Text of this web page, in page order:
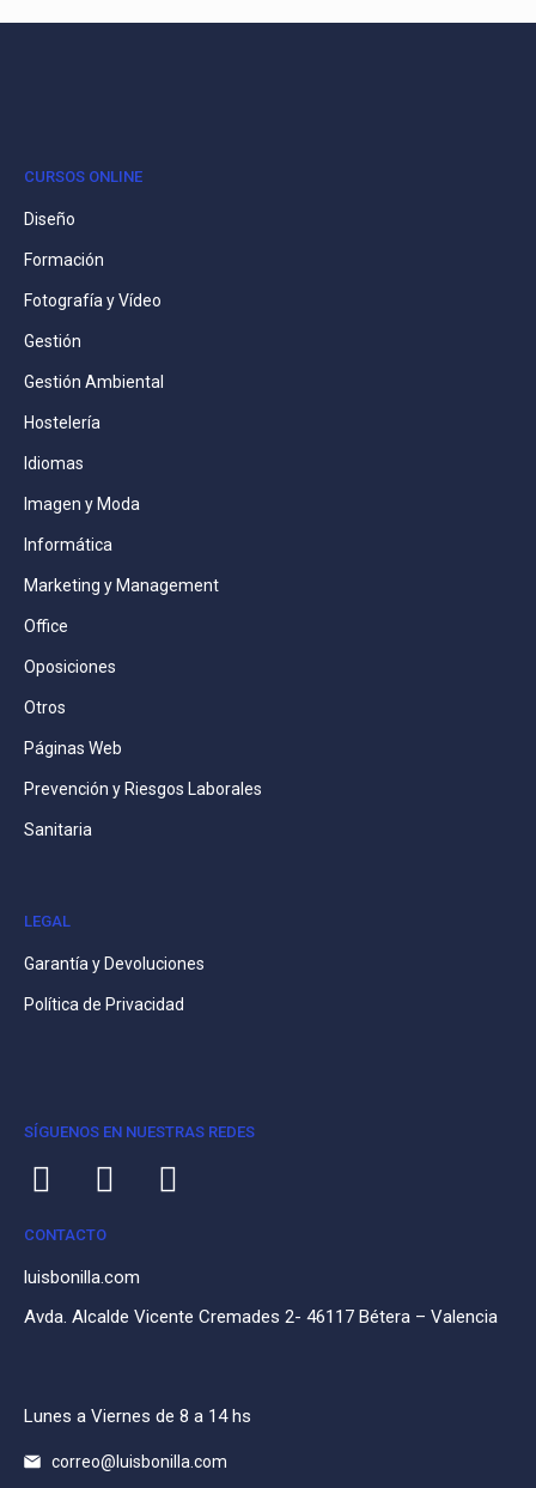
CURSOS ONLINE
Diseño
Formación
Fotografía y Vídeo
Gestión
Gestión Ambiental
Hostelería
Idiomas
Imagen y Moda
Informática
Marketing y Management
Office
Oposiciones
Otros
Páginas Web
Prevención y Riesgos Laborales
Sanitaria
LEGAL
Garantía y Devoluciones
Política de Privacidad
SÍGUENOS EN NUESTRAS REDES
CONTACTO
luisbonilla.com
Avda. Alcalde Vicente Cremades 2- 46117 Bétera – Valencia
Lunes a Viernes de 8 a 14 hs
correo@luisbonilla.com